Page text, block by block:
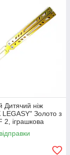
Дитячий ніж
Золото з
2, іграшкова